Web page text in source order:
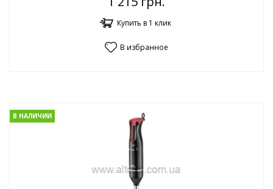
Купить в 1 клик
В избранное
В НАЛИЧИИ